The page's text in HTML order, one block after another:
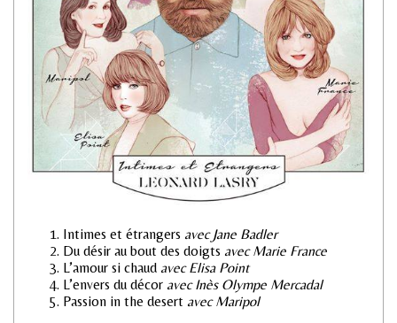
Intimes et étrangers avec Jane Badler
Du désir au bout des doigts avec Marie France
L’amour si chaud avec Elisa Point
L’envers du décor avec Inès Olympe Mercadal
Passion in the desert avec Maripol